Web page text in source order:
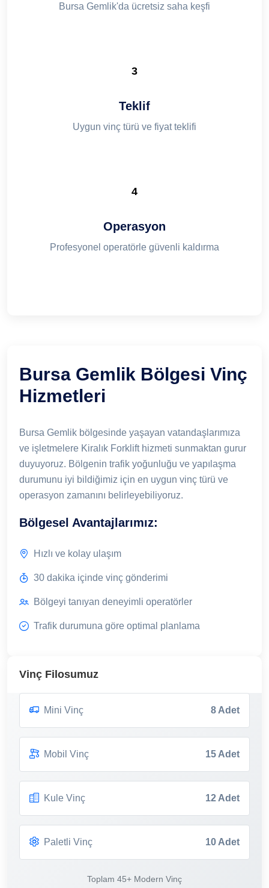
Bursa Gemlik'da ücretsiz saha keşfi
3
Teklif
Uygun vinç türü ve fiyat teklifi
4
Operasyon
Profesyonel operatörle güvenli kaldırma
Bursa Gemlik Bölgesi Vinç
Hizmetleri
Bursa Gemlik bölgesinde yaşayan vatandaşlarımıza
ve işletmelere Kiralık Forklift hizmeti sunmaktan gurur
duyuyoruz. Bölgenin trafik yoğunluğu ve yapılaşma
durumunu iyi bildiğimiz için en uygun vinç türü ve
operasyon zamanını belirleyebiliyoruz.
Bölgesel Avantajlarımız:
Hızlı ve kolay ulaşım
30 dakika içinde vinç gönderimi
Bölgeyi tanıyan deneyimli operatörler
Trafik durumuna göre optimal planlama
Vinç Filosumuz
Mini Vinç 8 Adet
Mobil Vinç 15 Adet
Kule Vinç 12 Adet
Paletli Vinç 10 Adet
Toplam 45+ Modern Vinç